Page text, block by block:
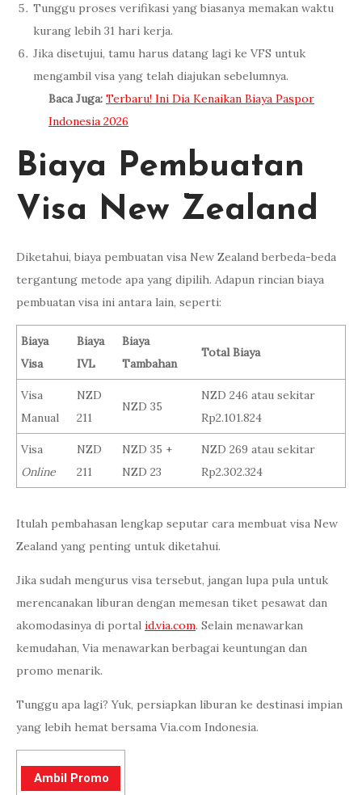
Tunggu proses verifikasi yang biasanya memakan waktu
kurang lebih 31 hari kerja.
Jika disetujui, tamu harus datang lagi ke VFS untuk
mengambil visa yang telah diajukan sebelumnya.
Baca Juga: Terbaru! Ini Dia Kenaikan Biaya Paspor
Indonesia 2026
Biaya Pembuatan
Visa New Zealand
Diketahui, biaya pembuatan visa New Zealand berbeda-beda
tergantung metode apa yang dipilih. Adapun rincian biaya
pembuatan visa ini antara lain, seperti:
Biaya
Visa
Biaya
IVL
Biaya
Tambahan
Total Biaya
Visa
Manual
NZD
211
NZD 35
NZD 246 atau sekitar
Rp2.101.824
Visa
Online
NZD
211
NZD 35 +
NZD 23
NZD 269 atau sekitar
Rp2.302.324
Itulah pembahasan lengkap seputar cara membuat visa New
Zealand yang penting untuk diketahui.
Jika sudah mengurus visa tersebut, jangan lupa pula untuk
merencanakan liburan dengan memesan tiket pesawat dan
akomodasinya di portal id.via.com. Selain menawarkan
kemudahan, Via menawarkan berbagai keuntungan dan
promo menarik.
Tunggu apa lagi? Yuk, persiapkan liburan ke destinasi impian
yang lebih hemat bersama Via.com Indonesia.
Ambil Promo